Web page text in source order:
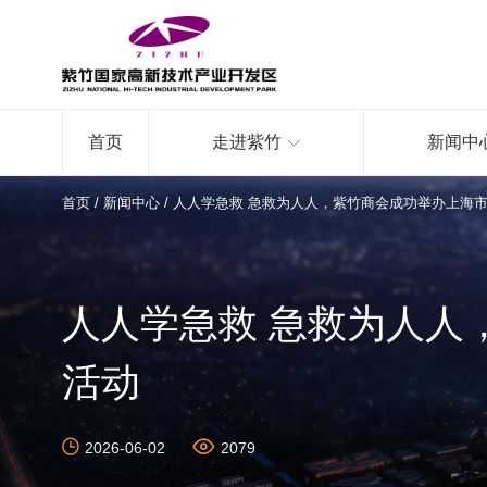
首页 走进紫竹 新闻中
首页 / 新闻中心 / 人人学急救 急救为人人，紫竹商会成功举办上海
人人学急救 急救为人
活动
2026-06-02 2079